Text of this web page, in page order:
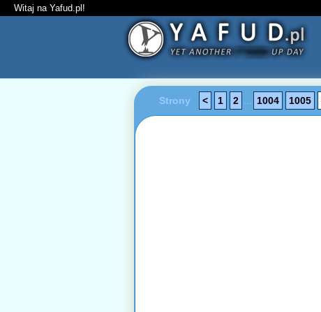
Witaj na Yafud.pl!
Strony < 1 2 1004 1005